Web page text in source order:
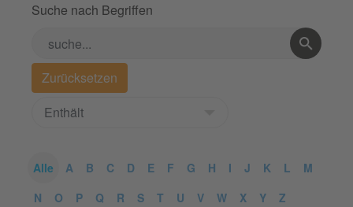
Suche nach Begriffen
Alle A B C D E F G H I J K L
M
N
O P Q R S T U V W X Y Z